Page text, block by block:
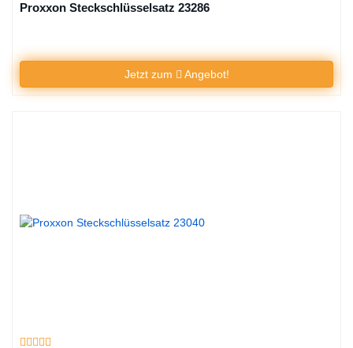
Proxxon Steckschlüsselsatz 23286
Jetzt zum Angebot!